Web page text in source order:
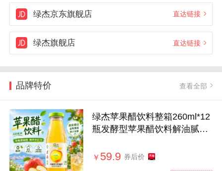
绿杰京东旗舰店 直达链接
绿杰旗舰店 直达链接
品牌特价 查看全部
绿杰苹果醋饮料整箱260ml*12
瓶发酵型苹果醋饮料解油腻健
￥ 59.9 券后价